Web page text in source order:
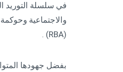
في سلسلة التوريد
والاجتماعية
(RBA) .